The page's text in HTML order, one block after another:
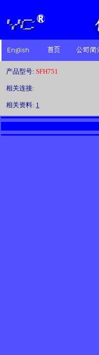
产品型号: SFH751
相关连接:
相关资料: 1